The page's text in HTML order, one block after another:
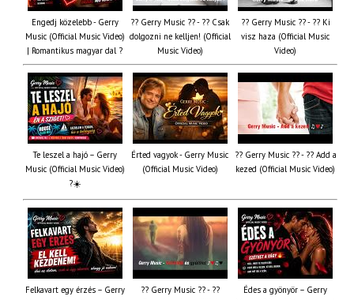
Engedj közelebb - Gerry
Music (Official Music Video)
| Romantikus magyar dal ?
?? Gerry Music ?? - ?? Csak
dolgozni ne kelljen! (Official
Music Video)
?? Gerry Music ?? - ?? Ki
visz haza (Official Music
Video)
Te leszel a hajó – Gerry
Music (Official Music Video)
?☀️
Érted vagyok - Gerry Music
(Official Music Video)
?? Gerry Music ?? - ?? Add a
kezed (Official Music Video)
Felkavart egy érzés – Gerry
?? Gerry Music ?? - ??
Édes a gyönyör – Gerry